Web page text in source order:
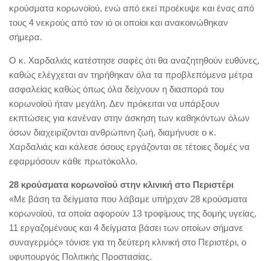
κρούσματα κορωνοϊού, ενώ από εκεί προέκυψε και ένας από
τους 4 νεκρούς από τον ιό οι οποίοι και ανακοινώθηκαν
σήμερα.
Ο κ. Χαρδαλιάς κατέστησε σαφές ότι θα αναζητηθούν ευθύνες,
καθώς ελέγχεται αν τηρήθηκαν όλα τα προβλεπόμενα μέτρα
ασφαλείας καθώς όπως όλα δείχνουν η διασπορά του
κορωνοϊού ήταν μεγάλη. Δεν πρόκειται να υπάρξουν
εκπτώσεις για κανέναν στην άσκηση των καθηκόντων όλων
όσων διαχειρίζονται ανθρώπινη ζωή, διαμήνυσε ο κ.
Χαρδαλιάς και κάλεσε όσους εργάζονται σε τέτοιες δομές να
εφαρμόσουν κάθε πρωτόκολλο.
28 κρούσματα κορωνοϊού στην κλινική στο Περιστέρι
«Με βάση τα δείγματα που λάβαμε υπήρχαν 28 κρούσματα
κορωνοϊού, τα οποία αφορούν 13 τροφίμους της δομής υγείας,
11 εργαζομένους και 4 δείγματα βάσει των οποίων σήμανε
συναγερμός» τόνισε για τη δεύτερη κλινική στο Περιστέρι, ο
υφυπουργός Πολιτικής Προστασίας.